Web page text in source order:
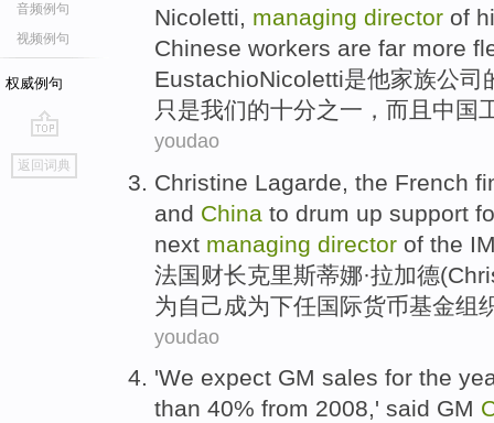
音频例句
视频例句
权威例句
go
top
返回词典
Nicoletti, managing director of
Chinese workers are far more
EustachioNicoletti是他家族公司
只是我们的十分之一， 而且 中国
youdao
Christine Lagarde , the French
and China to drum up support
next managing director of the
法国 财长克里斯蒂娜·拉加德
为 自己成为下任国际货币基金组
youdao
'We expect GM sales for the
than 40% from 2008,' said GM